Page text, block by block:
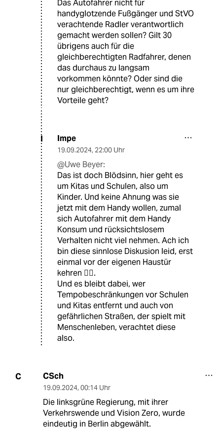
Das Autofahrer nicht für
handyglotzende Fußgänger und StVO
verachtende Radler verantwortlich
gemacht werden sollen? Gilt 30
übrigens auch für die
gleichberechtigten Radfahrer, denen
das durchaus zu langsam
vorkommen könnte? Oder sind die
nur gleichberechtigt, wenn es um ihre
Vorteile geht?
I Impe
19.09.2024, 22:00 Uhr
@Uwe Beyer:
Das ist doch Blödsinn, hier geht es
um Kitas und Schulen, also um
Kinder. Und keine Ahnung was sie
jetzt mit dem Handy wollen, zumal
sich Autofahrer mit dem Handy
Konsum und rücksichtslosem
Verhalten nicht viel nehmen. Ach ich
bin diese sinnlose Diskusion leid, erst
einmal vor der eigenen Haustür
kehren 🤷‍♂️.
Und es bleibt dabei, wer
Tempobeschränkungen vor Schulen
und Kitas entfernt und auch von
gefährlichen Straßen, der spielt mit
Menschenleben, verachtet diese
also.
C CSch
19.09.2024, 00:14 Uhr
Die linksgrüne Regierung, mit ihrer
Verkehrswende und Vision Zero, wurde
eindeutig in Berlin abgewählt.